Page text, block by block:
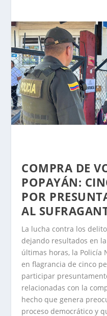
COMPRA DE
POPAYÁN:
POR
AL
La lucha contra los
dejando resultados en
últimas horas, la Policía
en flagrancia de cinco
participar
relacionadas con la
hecho que genera
proceso democrático y